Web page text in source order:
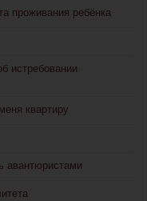
проживания ребёнка
истребовании
квартиру
авантюристами